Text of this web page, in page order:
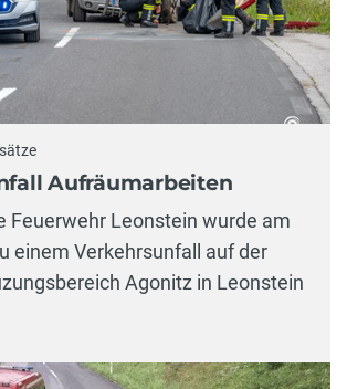
Aufräumarbeiten
Feuerwehr Leonstein wurde am
einem Verkehrsunfall auf der
Agonitz in Leonstein